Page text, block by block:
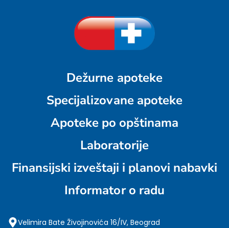
Dežurne apoteke
Specijalizovane apoteke
Apoteke po opštinama
Laboratorije
Finansijski izveštaji i planovi nabavki
Informator o radu
Velimira Bate Živojinovića 16/IV, Beograd